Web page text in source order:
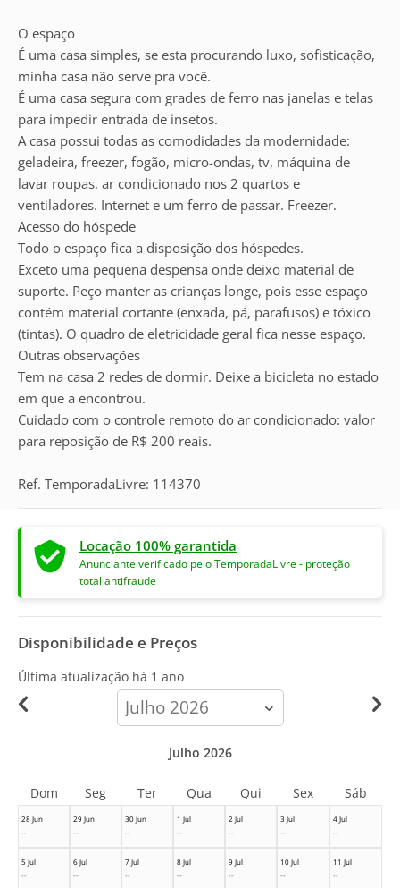
O espaço
É uma casa simples, se esta procurando luxo, sofisticação,
minha casa não serve pra você.
É uma casa segura com grades de ferro nas janelas e telas
para impedir entrada de insetos.
A casa possui todas as comodidades da modernidade:
geladeira, freezer, fogão, micro-ondas, tv, máquina de
lavar roupas, ar condicionado nos 2 quartos e
ventiladores. Internet e um ferro de passar. Freezer.
Acesso do hóspede
Todo o espaço fica a disposição dos hóspedes.
Exceto uma pequena despensa onde deixo material de
suporte. Peço manter as crianças longe, pois esse espaço
contém material cortante (enxada, pá, parafusos) e tóxico
(tintas). O quadro de eletricidade geral fica nesse espaço.
Outras observações
Tem na casa 2 redes de dormir. Deixe a bicicleta no estado
em que a encontrou.
Cuidado com o controle remoto do ar condicionado: valor
para reposição de R$ 200 reais.
Ref. TemporadaLivre: 114370
Locação 100% garantida
Anunciante verificado pelo TemporadaLivre - proteção
total antifraude
Disponibilidade e Preços
Última atualização há 1 ano
calendar-
month
28 Jun
--
29 Jun
--
30 Jun
--
1 Jul
--
2 Jul
--
3 Jul
--
4 Jul
--
5 Jul
--
6 Jul
--
7 Jul
--
8 Jul
--
9 Jul
--
10 Jul
--
11 Jul
--
Julho 2026
Dom Seg Ter Qua Qui Sex Sáb